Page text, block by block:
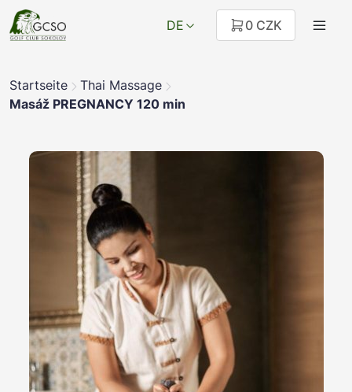
DE 0 CZK
Startseite
Thai Massage
Masáž PREGNANCY 120 min